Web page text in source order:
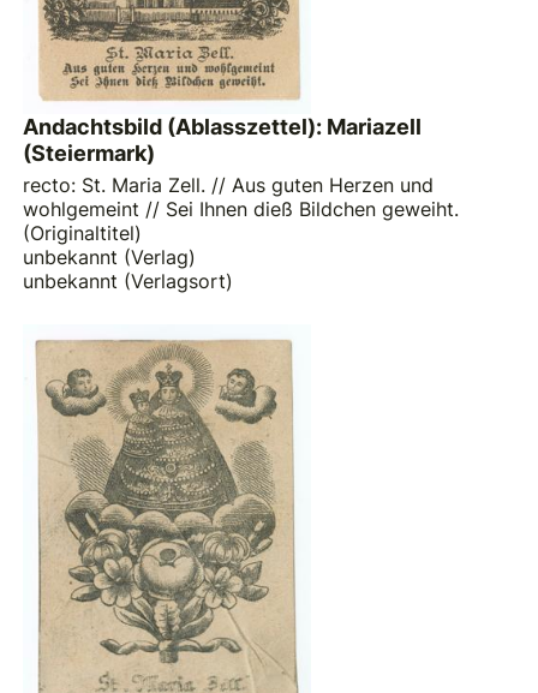
Andachtsbild (Ablasszettel): Mariazell
(Steiermark)
recto: St. Maria Zell. // Aus guten Herzen und
wohlgemeint // Sei Ihnen dieß Bildchen geweiht.
(Originaltitel)
unbekannt (Verlag)
unbekannt (Verlagsort)